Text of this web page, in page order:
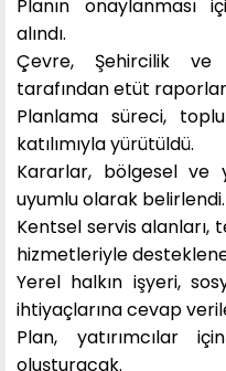
Planın onaylanması
alındı.
Çevre, Şehircilik ve
tarafından etüt
Planlama süreci,
katılımıyla yürütüldü.
Kararlar, bölgesel ve
uyumlu olarak belirlendi.
Kentsel servis alanları,
hizmetleriyle
Yerel halkın işyeri,
ihtiyaçlarına cevap
Plan, yatırımcılar
oluşturacak.